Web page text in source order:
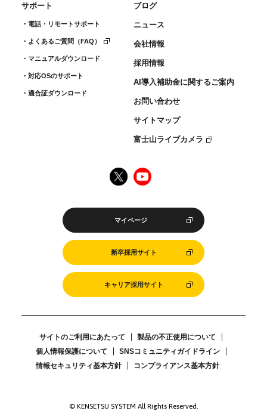
サポート
電話・リモートサポート
よくあるご質問（FAQ）
マニュアルダウンロード
対応OSのサポート
適合証ダウンロード
ブログ
ニュース
会社情報
採用情報
AI導入補助金に関するご案内
お問い合わせ
サイトマップ
富士山ライブカメラ
マイページ
新卒採用サイト
キャリア採用サイト
サイトのご利用にあたって
製品の不正使用について
個人情報保護について
SNSコミュニティガイドライン
情報セキュリティ基本方針
コンプライアンス基本方針
© KENSETSU SYSTEM All Rights Reserved.